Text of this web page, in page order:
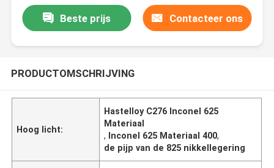
Beste prijs Contacteer ons
PRODUCTOMSCHRIJVING
Hoog licht:
Hastelloy C276 Inconel 625
Materiaal
, Inconel 625 Materiaal 400,
de pijp van de 825 nikkellegering